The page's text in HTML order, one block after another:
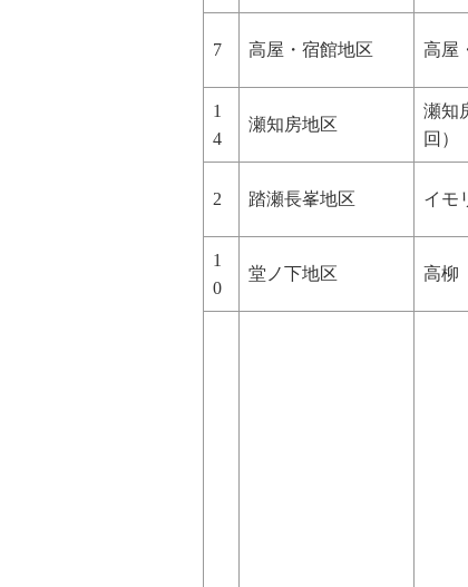
7 高屋・宿館地区 高屋
1
4
瀬知房地区
瀬知
回）
2 踏瀬長峯地区 イモ
1
0
堂ノ下地区 高柳